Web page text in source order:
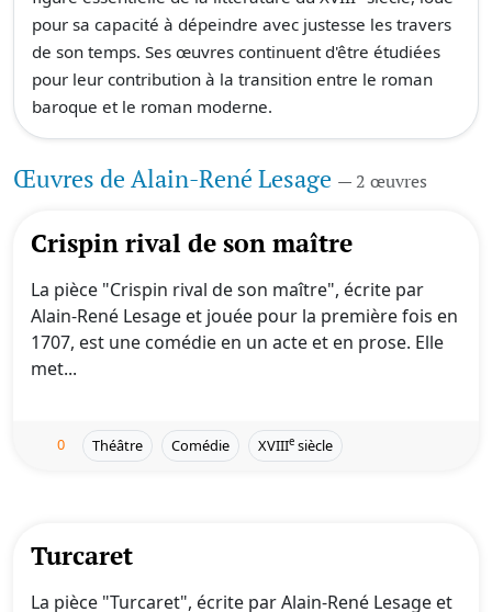
pour sa capacité à dépeindre avec justesse les travers
de son temps. Ses œuvres continuent d'être étudiées
pour leur contribution à la transition entre le roman
baroque et le roman moderne.
Œuvres de Alain-René Lesage — 2 œuvres
Crispin rival de son maître
La pièce "Crispin rival de son maître", écrite par
Alain-René Lesage et jouée pour la première fois en
1707, est une comédie en un acte et en prose. Elle
met...
0 Théâtre Comédie XVIIIe siècle
Turcaret
La pièce "Turcaret", écrite par Alain-René Lesage et